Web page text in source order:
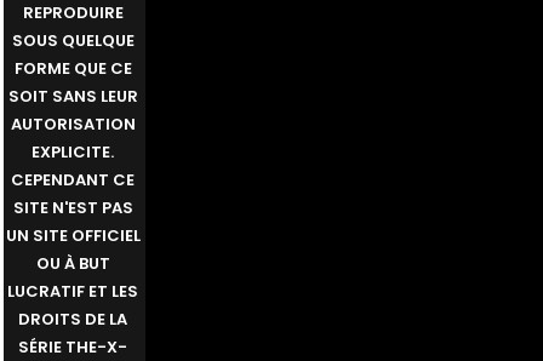
REPRODUIRE
SOUS QUELQUE
FORME QUE CE
SOIT SANS LEUR
AUTORISATION
EXPLICITE.
CEPENDANT CE
SITE N'EST PAS
UN SITE OFFICIEL
OU À BUT
LUCRATIF ET LES
DROITS DE LA
SÉRIE THE-X-